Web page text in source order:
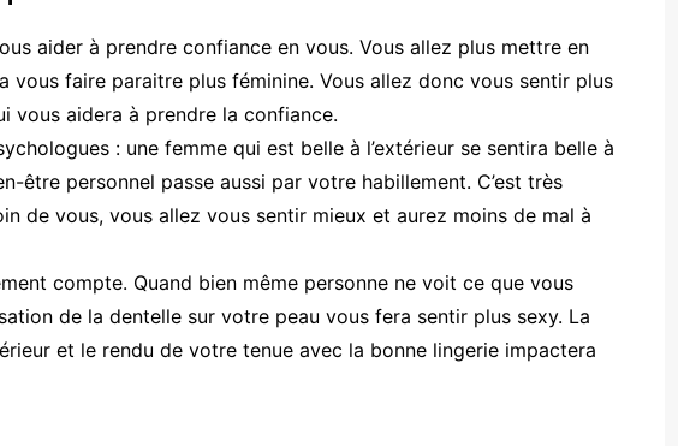
aider à prendre confiance en vous. Vous allez plus mettre en
vous faire paraitre plus féminine. Vous allez donc vous sentir plus
vous aidera à prendre la confiance.
: une femme qui est belle à l’extérieur se sentira belle à
être personnel passe aussi par votre habillement. C’est très
de vous, vous allez vous sentir mieux et aurez moins de mal à
compte. Quand bien même personne ne voit ce que vous
de la dentelle sur votre peau vous fera sentir plus sexy. La
et le rendu de votre tenue avec la bonne lingerie impactera